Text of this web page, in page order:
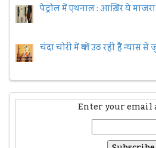
पेट्रोल में एथनाल : आख़िर ये माजरा
चंदा चोरी में क्यों उठ रही हैैं न्यास
Enter your email